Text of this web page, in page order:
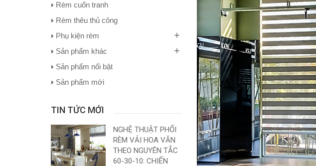
Rèm cuốn tranh
Rèm thêu thủ công
Phụ kiện rèm
+
Sản phẩm khác +
Sản phẩm nổi bật
Sản phẩm mới
TIN TỨC MỚI
NGHỆ THUẬT PHỐI
RÈM VẢI HOA VĂN
THEO NGUYÊN TẮC
60-30-10: CHIẾN